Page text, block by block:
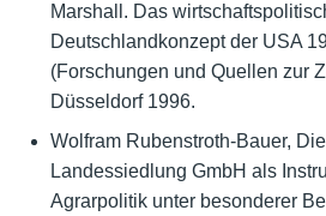
Marshall. Das
Deutschlandkonzept der USA
(Forschungen und Quellen zur
Düsseldorf 1996.
Wolfram Rubenstroth-Bauer,
Landessiedlung GmbH als
Agrarpolitik unter besonderer